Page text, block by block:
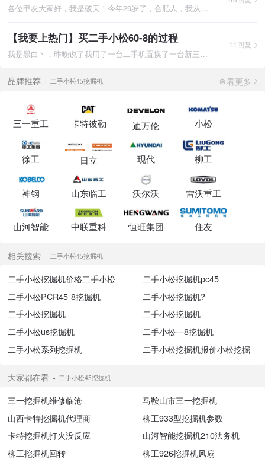
各位甲友大家好，我是破天！今年29岁了，合肥人，我从07年开始接
【我要上热门】买二手小松60-8的过程
我是黑白丶，昨晚说了我用了一台二手机置换了一台新三一55，但是
11回复
品牌推荐 二手小松45挖掘机 查看更多
三一重工 卡特彼勒 迪万伦 小松
徐工 日立 现代 柳工
神钢 山东临工 沃尔沃 雷沃重工
山河智能 中联重科 恒旺集团 住友
相关搜索 二手小松45挖掘机
二手小松挖掘机价格二手小松
二手小松挖掘机pc45
二手小松PCR45-8挖掘机
二手小松挖掘机?
二手小松挖掘机
二手小松挖掘机
二手小松us挖掘机
二手小松一8挖掘机
二手小松系列挖掘机
二手小松挖掘机报价小松挖掘
大家都在看 二手小松45挖掘机
三一挖掘机维修临沧
马鞍山市三一挖掘机
山西卡特挖掘机代理商
柳工933型挖掘机参数
卡特挖掘机打火没反应
山河智能挖掘机210法务机
柳工挖掘机回转
柳工926挖掘机风扇